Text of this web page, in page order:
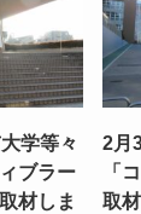
学等々
ブラー
材しま
2月
「
取